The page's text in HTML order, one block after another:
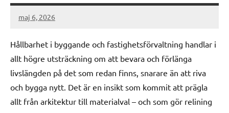
maj 6, 2026
admin
Hållbarhet i byggande och fastighetsförvaltning handlar i
allt högre utsträckning om att bevara och förlänga
livslängden på det som redan finns, snarare än att riva
och bygga nytt. Det är en insikt som kommit att prägla
allt från arkitektur till materialval – och som gör relining